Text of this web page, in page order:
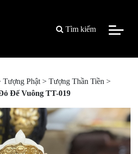
Tìm kiếm
Tượng Phật > Tượng Thần Tiền >
Đế Vuông TT-019